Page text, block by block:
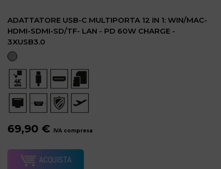
ADATTATORE USB-C MULTIPORTA 12 IN 1: WIN/MAC-
HDMI-SDMI-SD/TF- LAN - PD 60W CHARGE -
3XUSB3.0
69,90 € IVA compresa
ACQUISTA